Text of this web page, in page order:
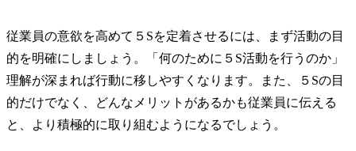
従業員の意欲を高めて５Sを定着させるには、まず活動の目
的を明確にしましょう。「何のために５S活動を行うのか」
理解が深まれば行動に移しやすくなります。また、５Sの目
的だけでなく、どんなメリットがあるかも従業員に伝える
と、より積極的に取り組むようになるでしょう。